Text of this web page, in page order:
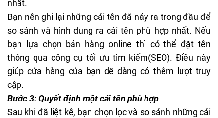
nhất.
Bạn nên ghi lại những cái tên đã nảy ra trong đầu để
so sánh và hình dung ra cái tên phù hợp nhất. Nếu
bạn lựa chọn bán hàng online thì có thể đặt tên
thông qua công cụ tối ưu tìm kiếm(SEO). Điều này
giúp cửa hàng của bạn dễ dàng có thêm lượt truy
cập.
Bước 3: Quyết định một cái tên phù hợp
Sau khi đã liệt kê, bạn chọn lọc và so sánh những cái